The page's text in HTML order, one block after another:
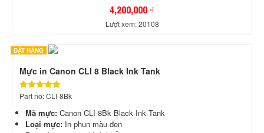
4,200,000 ₫
Lượt xem: 20108
ĐẶT HÀNG
Mực in Canon CLI 8 Black Ink Tank
Part no: CLI-8Bk
Mã mực: Canon CLI-8Bk Black Ink Tank
Loại mực: In phun màu đen